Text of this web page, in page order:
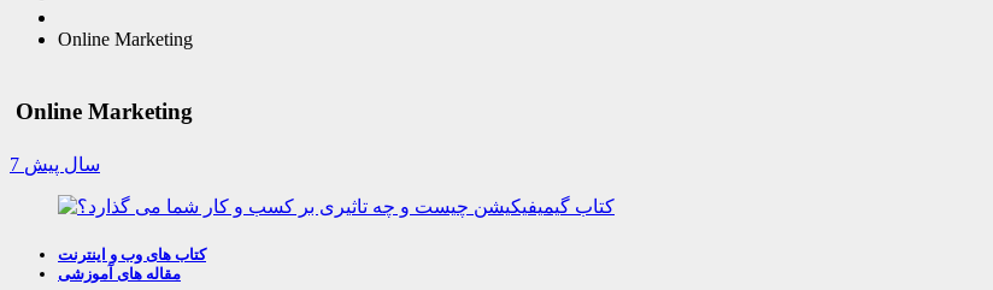
Online Marketing
Online Marketing
7 سال پیش
کتاب های وب و اینترنت
مقاله های آموزشی